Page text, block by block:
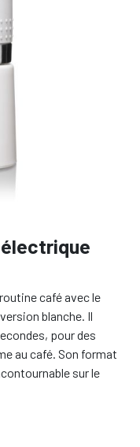
café avec le
blanche. Il
pour des
au café. Son format
sur le